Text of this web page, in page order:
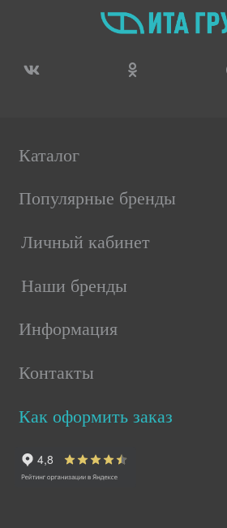
Каталог
Популярные бренды
Личный кабинет
Наши бренды
Информация
Контакты
Как оформить заказ